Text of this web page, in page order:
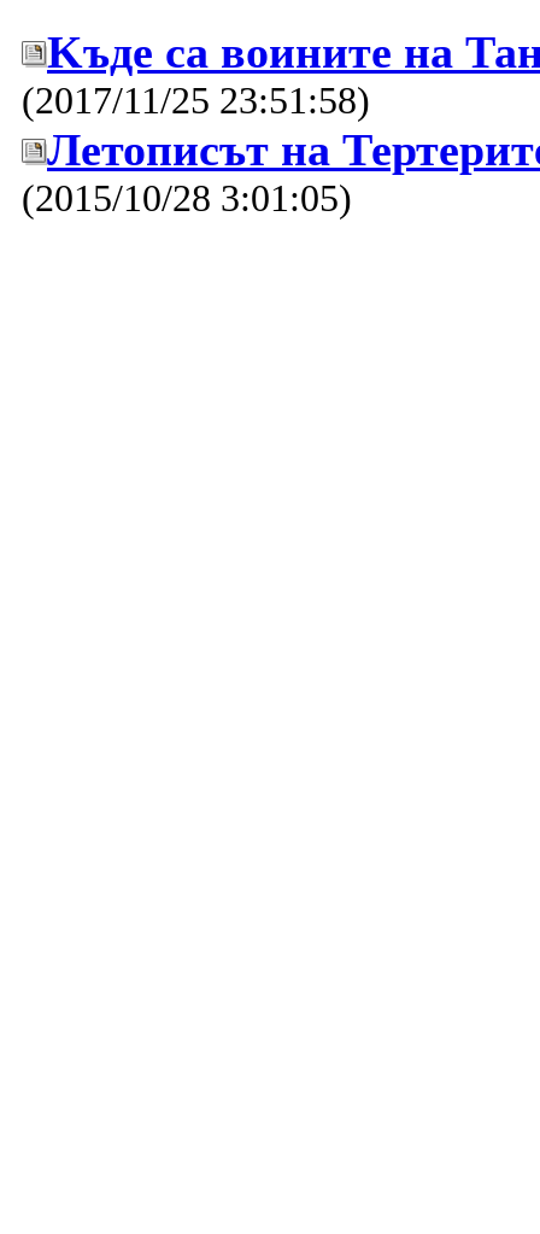
Kъде са воините на
(2017/11/25 23:51:58)
Летописът на
(2015/10/28 3:01:05)